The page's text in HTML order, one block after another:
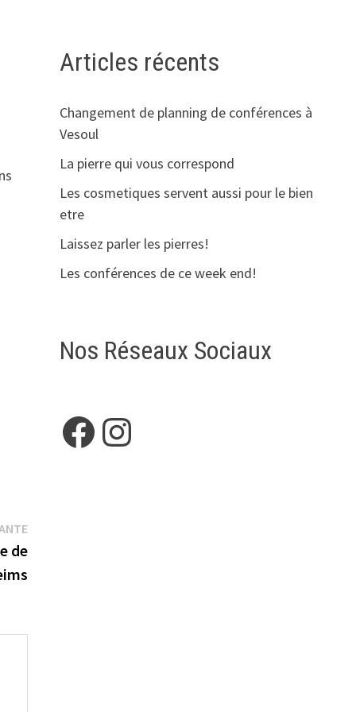
Publication
suivante :
de
Articles récents
Changement de planning de conférences à
Vesoul
La pierre qui vous correspond
Les cosmetiques servent aussi pour le bien
etre
Laissez parler les pierres!
Les conférences de ce week end!
Nos Réseaux Sociaux
Facebook
Instagram